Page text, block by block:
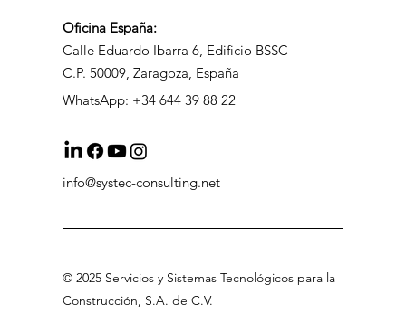
OficinaEspaña:
Calle Eduardo Ibarra 6, Edificio BSSC
C.P. 50009, Zaragoza, España
WhatsApp: +34 644 39 88 22
info@systec-consulting.net
© 2025 Servicios y Sistemas Tecnológicos para la
Construcción, S.A. de C.V.